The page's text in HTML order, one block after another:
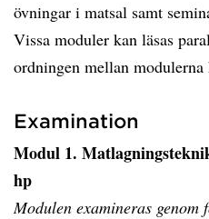
övningar i matsal samt
Vissa moduler kan läsas
ordningen mellan modulerna
Examination
Modul 1.
hp
Modulen examineras